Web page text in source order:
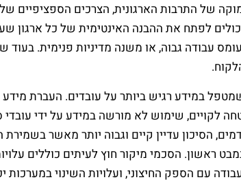
של התרבות הארגונית, הצרכים הספציפיים
לפתח את ההבנה האינטימית של כל ארגון
עבודה גבוה, או משנה מדיניות פנימית. בעוד
במידע רגיש ביותר על עובדים. העברת
לקויים, שימוש לא מורשה במידע על ידי
עדיין קיים וגבוה יותר מאשר בשמירת
הסכמי מיקור חוץ לעיתים כוללים
עם הספק החיצוני, ועלויות השינוי במערכות